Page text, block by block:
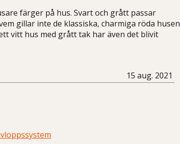
färger på hus. Svart och grått passar
gillar inte de klassiska, charmiga röda husen
vitt hus med grått tak har även det blivit
15 aug. 2021